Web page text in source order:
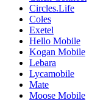
Circles.Life
Coles
Exetel
Hello Mobile
Kogan Mobile
Lebara
Lycamobile
Mate
Moose Mobile